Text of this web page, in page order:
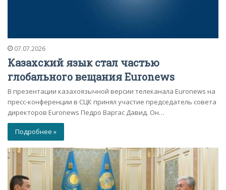
07.07.2026
Казахский язык стал частью
глобального вещания Euronews
В презентации казахоязычной версии телеканала Euronews на
пресс-конференции в СЦК принял участие председатель совета
директоров Euronews Педро Варгас Давид. Он…
Подробнее »